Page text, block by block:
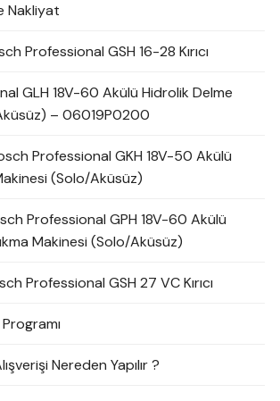
Nakliyat
Professional GSH 16-28 Kırıcı
GLH 18V-60 Akülü Hidrolik Delme
– 06019P0200
Professional GKH 18V-50 Akülü
(Solo/Aküsüz)
Professional GPH 18V-60 Akülü
Makinesi (Solo/Aküsüz)
Professional GSH 27 VC Kırıcı
Nereden Yapılır ?